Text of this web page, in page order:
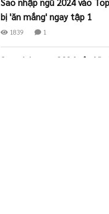
bị 'ăn mắng' ngay tập 1
1839 1
Sao nhập ngũ 2024 của